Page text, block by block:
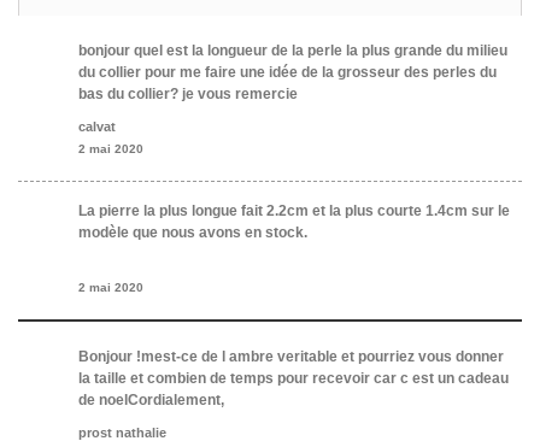
bonjour quel est la longueur de la perle la plus grande du milieu
du collier pour me faire une idée de la grosseur des perles du
bas du collier? je vous remercie
calvat
2 mai 2020
La pierre la plus longue fait 2.2cm et la plus courte 1.4cm sur le
modèle que nous avons en stock.
2 mai 2020
Bonjour !mest-ce de l ambre veritable et pourriez vous donner
la taille et combien de temps pour recevoir car c est un cadeau
de noelCordialement,
prost nathalie